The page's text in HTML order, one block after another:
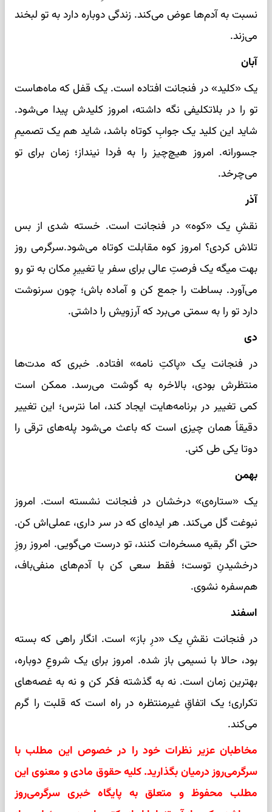
نسبت به آدم‌ها عوض می‌کند. زندگی دوباره دارد به تو لبخند
می‌زند.
آبان
یک «کلید» در فنجانت افتاده است. یک قفل که ماه‌هاست
تو را در بلاتکلیفی نگه داشته، امروز کلیدش پیدا می‌شود.
شاید این کلید یک جوابِ کوتاه باشد، شاید هم یک تصمیمِ
جسورانه. امروز هیچ‌چیز را به فردا نینداز؛ زمان برای تو
می‌چرخد.
آذر
نقشِ یک «کوه» در فنجانت است. خسته شدی از بس
تلاش کردی؟ امروز کوه مقابلت کوتاه می‌شود.سرگرمی روز
بهت میگه یک فرصتِ عالی برای سفر یا تغییرِ مکان به تو رو
می‌آورد. بساطت را جمع کن و آماده باش؛ چون سرنوشت
دارد تو را به سمتی می‌برد که آرزویش را داشتی.
دی
در فنجانت یک «پاکتِ نامه» افتاده. خبری که مدت‌ها
منتظرش بودی، بالاخره به گوشت می‌رسد. ممکن است
کمی تغییر در برنامه‌هایت ایجاد کند، اما نترس؛ این تغییر
دقیقاً همان چیزی است که باعث می‌شود پله‌های ترقی را
دوتا یکی طی کنی.
بهمن
یک «ستاره‌ی» درخشان در فنجانت نشسته است. امروز
نبوغت گل می‌کند. هر ایده‌ای که در سر داری، عملی‌اش کن.
حتی اگر بقیه مسخره‌ات کنند، تو درست می‌گویی. امروز روزِ
درخشیدنِ توست؛ فقط سعی کن با آدم‌های منفی‌باف،
هم‌سفره نشوی.
اسفند
در فنجانت نقشِ یک «درِ باز» است. انگار راهی که بسته
بود، حالا با نسیمی باز شده. امروز برای یک شروعِ دوباره،
بهترین زمان است. نه به گذشته فکر کن و نه به غصه‌های
تکراری؛ یک اتفاقِ غیرمنتظره در راه است که قلبت را گرم
می‌کند.
مخاطبان عزیر نظرات خود را در خصوص این مطلب با
سرگرمی‌روز درمیان بگذارید. کلیه حقوق مادی و معنوی این
مطلب محفوظ و متعلق به پایگاه خبری سرگرمی‌روز